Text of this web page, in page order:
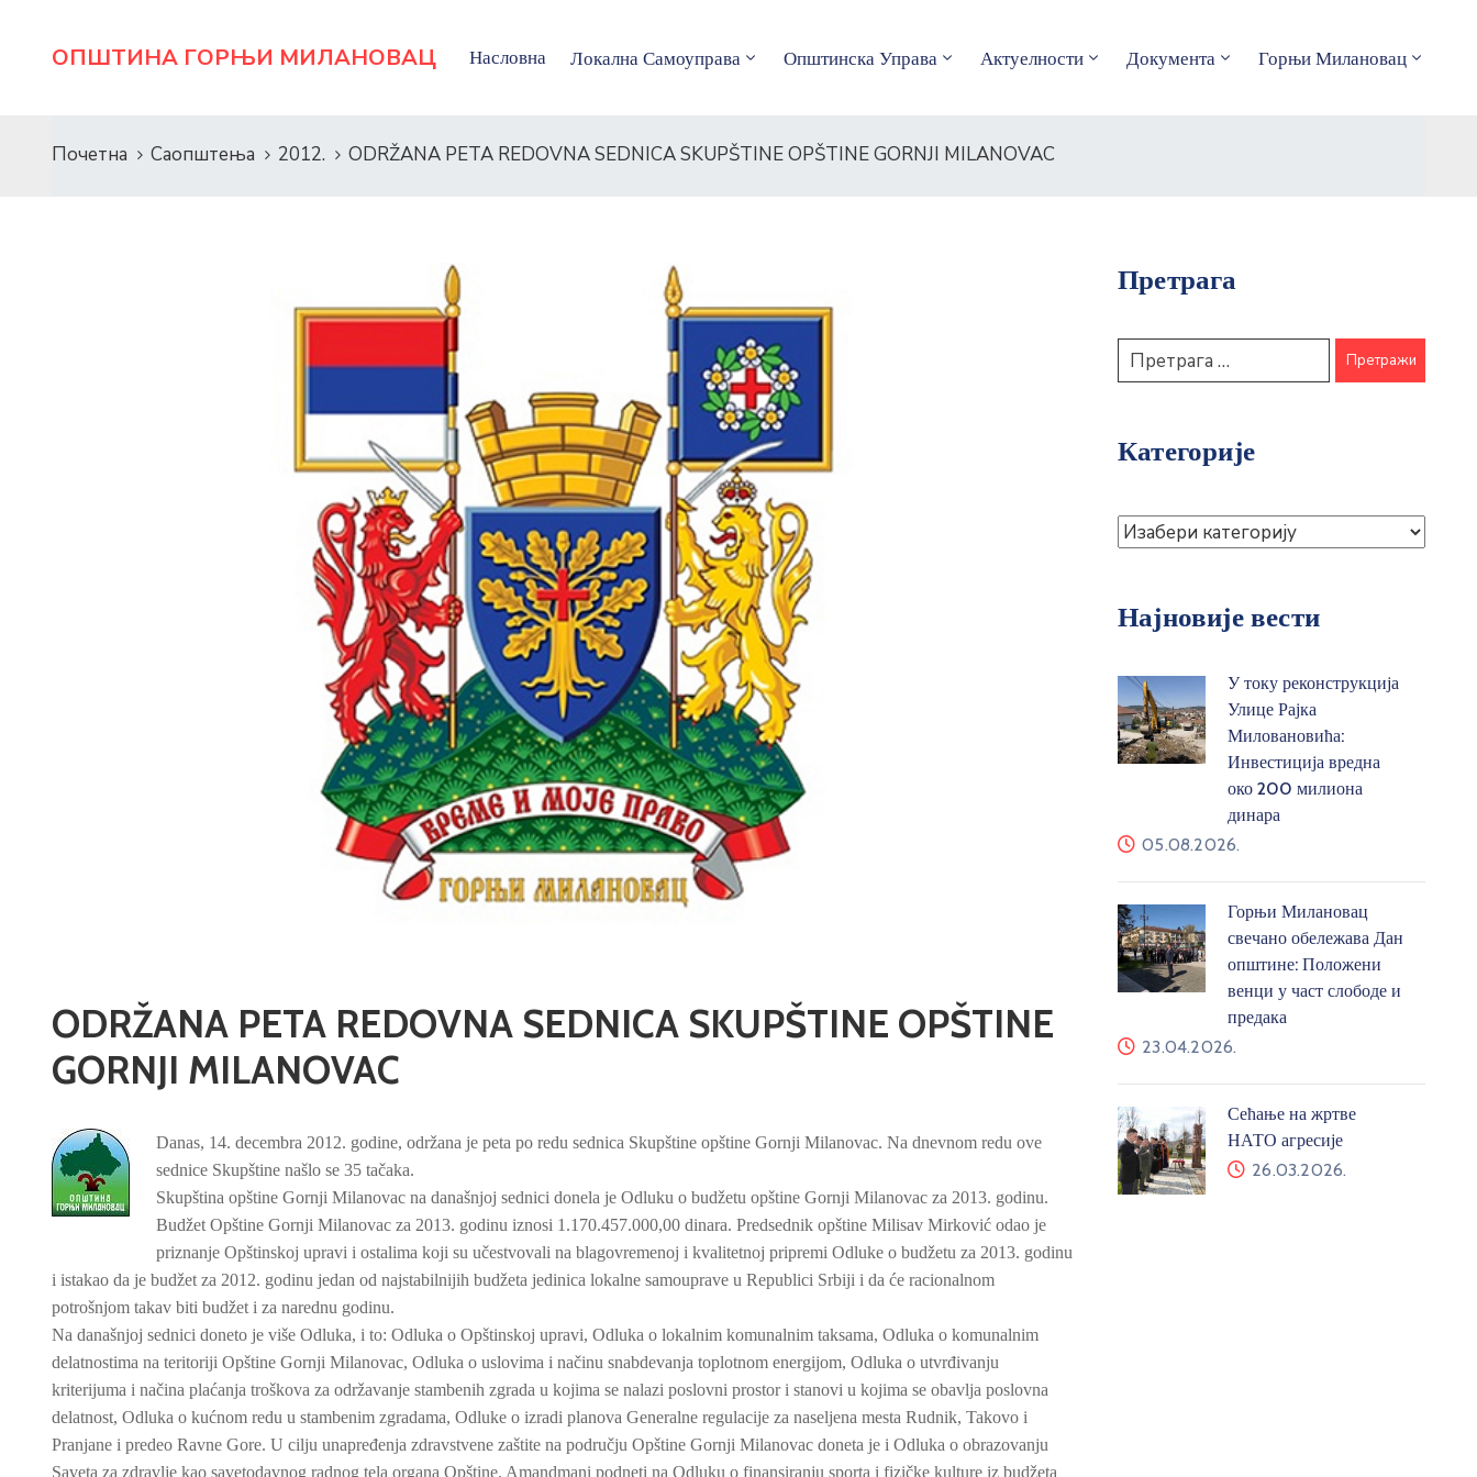
ОПШТИНА ГОРЊИ МИЛАНОВАЦ Насловна Локална Самоуправа Општинска Управа Актуелности Документа Горњи Милановац
Почетна Саопштења 2012. ODRŽANA PETA REDOVNA SEDNICA SKUPŠTINE OPŠTINE GORNJI MILANOVAC
ODRŽANA PETA REDOVNA SEDNICA SKUPŠTINE OPŠTINE
GORNJI MILANOVAC
Danas, 14. decembra 2012. godine, održana je peta po redu sednica Skupštine opštine Gornji Milanovac. Na dnevnom redu ove
sednice Skupštine našlo se 35 tačaka.
Skupština opštine Gornji Milanovac na današnjoj sednici donela je Odluku o budžetu opštine Gornji Milanovac za 2013. godinu.
Budžet Opštine Gornji Milanovac za 2013. godinu iznosi 1.170.457.000,00 dinara. Predsednik opštine Milisav Mirković odao je
priznanje Opštinskoj upravi i ostalima koji su učestvovali na blagovremenoj i kvalitetnoj pripremi Odluke o budžetu za 2013. godinu
i istakao da je budžet za 2012. godinu jedan od najstabilnijih budžeta jedinica lokalne samouprave u Republici Srbiji i da će racionalnom
potrošnjom takav biti budžet i za narednu godinu.
Na današnjoj sednici doneto je više Odluka, i to: Odluka o Opštinskoj upravi, Odluka o lokalnim komunalnim taksama, Odluka o komunalnim
delatnostima na teritoriji Opštine Gornji Milanovac, Odluka o uslovima i načinu snabdevanja toplotnom energijom, Odluka o utvrđivanju
kriterijuma i načina plaćanja troškova za održavanje stambenih zgrada u kojima se nalazi poslovni prostor i stanovi u kojima se obavlja poslovna
delatnost, Odluka o kućnom redu u stambenim zgradama, Odluke o izradi planova Generalne regulacije za naseljena mesta Rudnik, Takovo i
Pranjane i predeo Ravne Gore. U cilju unapređenja zdravstvene zaštite na području Opštine Gornji Milanovac doneta je i Odluka o obrazovanju
Saveta za zdravlje kao savetodavnog radnog tela organa Opštine. Amandmani podneti na Odluku o finansiranju sporta i fizičke kulture iz budžeta
Претрага
Категорије
Најновије вести
У току реконструкција
Улице Рајка
Миловановића:
Инвестиција вредна
око 200 милиона
динара
05.08.2026.
Горњи Милановац
свечано обележава Дан
општине: Положени
венци у част слободе и
предака
23.04.2026.
Сећање на жртве
НАТО агресије
26.03.2026.